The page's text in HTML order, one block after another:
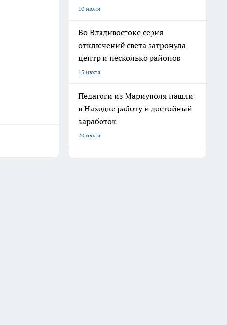
10 июля
Во Владивостоке серия
отключений света затронула
центр и несколько районов
13 июля
Педагоги из Мариуполя нашли
в Находке работу и достойный
заработок
20 июля